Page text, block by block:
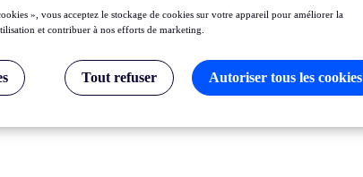
», vous acceptez le stockage de cookies sur votre appareil pour améliorer la
et contribuer à nos efforts de marketing.
Tout refuser Autoriser tous les cookies